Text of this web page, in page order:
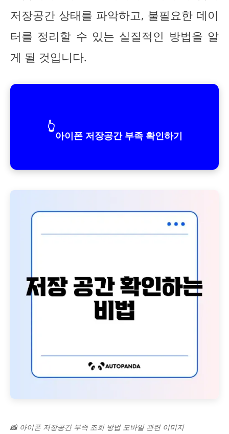
저장공간 상태를 파악하고, 불필요한 데이
터를 정리할 수 있는 실질적인 방법을 알
게 될 것입니다.
👆
아이폰 저장공간 부족 확인하기
📸 아이폰 저장공간 부족 조회 방법 모바일 관련 이미지